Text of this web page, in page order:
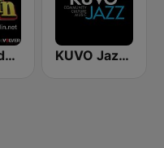
El Show de Piolín KUVO Jazz 89.3 FM